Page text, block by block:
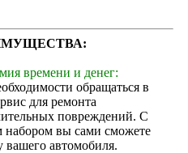
времени и денег:
обращаться в
для ремонта
повреждений. С
вы сами сможете
вашего автомобиля.